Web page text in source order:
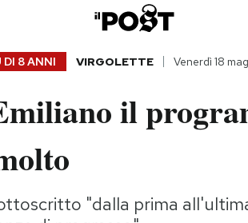
DI 8 ANNI VIRGOLETTE Venerdì 18
il
"dalla prima